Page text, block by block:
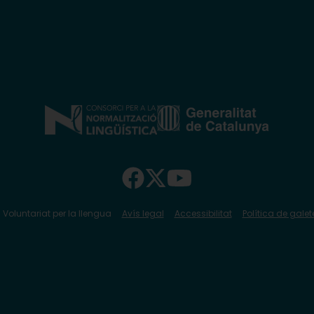
per la llengua Avís legal Accessibilitat Política de